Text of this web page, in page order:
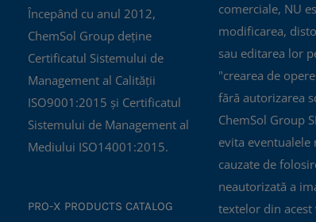
Începând cu anul 2012,
ChemSol Group deține
Certificatul Sistemului de
Management al Calității
ISO9001:2015 și Certificatul
Sistemului de Management al
Mediului ISO14001:2015.
PRO-X PRODUCTS CATALOG
comerciale, NU
modificarea,
sau editarea lor
"crearea de
fără autorizarea
ChemSol Group
evita eventualele
cauzate de
neautorizată a
textelor din acest